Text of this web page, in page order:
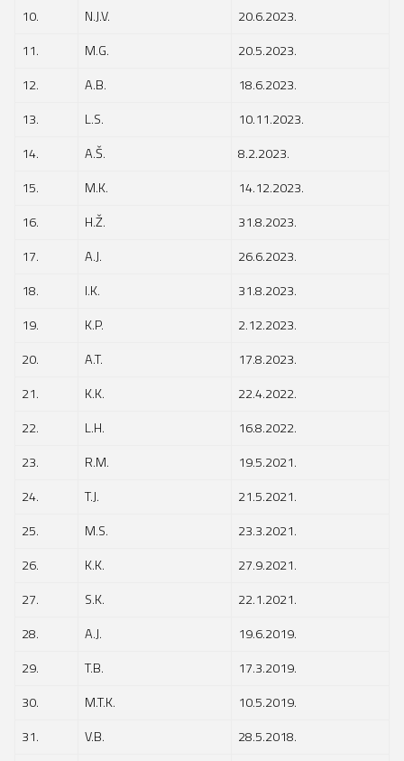
10.
N.J.V.
20.6.2023.
11.
M.G.
20.5.2023.
12.
A.B.
18.6.2023.
13.
L.S.
10.11.2023.
14.
A.Š.
8.2.2023.
15.
M.K.
14.12.2023.
16.
H.Ž.
31.8.2023.
17.
A.J.
26.6.2023.
18.
I.K.
31.8.2023.
19.
K.P.
2.12.2023.
20.
A.T.
17.8.2023.
21.
K.K.
22.4.2022.
22.
L.H.
16.8.2022.
23.
R.M.
19.5.2021.
24.
T.J.
21.5.2021.
25.
M.S.
23.3.2021.
26.
K.K.
27.9.2021.
27.
S.K.
22.1.2021.
28.
A.J.
19.6.2019.
29.
T.B.
17.3.2019.
30.
M.T.K.
10.5.2019.
31.
V.B.
28.5.2018.